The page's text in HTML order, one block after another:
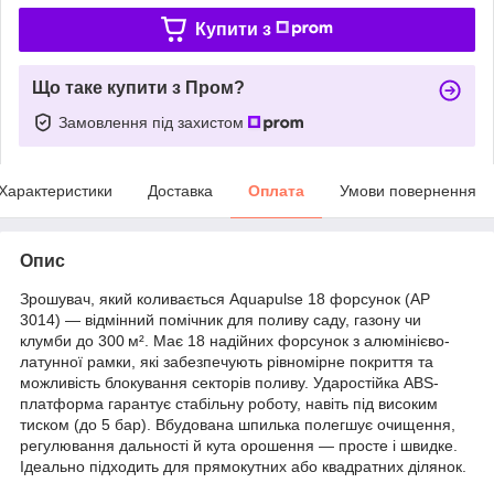
Купити з
Що таке купити з Пром?
Замовлення під захистом
Доставка Оплата Умови повернення
Опис
Зрошувач, який коливається Aquapulse 18 форсунок (АР
3014) — відмінний помічник для поливу саду, газону чи
клумби до 300 м². Має 18 надійних форсунок з алюмінієво-
латунної рамки, які забезпечують рівномірне покриття та
можливість блокування секторів поливу. Ударостійка ABS-
платформа гарантує стабільну роботу, навіть під високим
тиском (до 5 бар). Вбудована шпилька полегшує очищення,
регулювання дальності й кута орошення — просте і швидке.
Ідеально підходить для прямокутних або квадратних ділянок.